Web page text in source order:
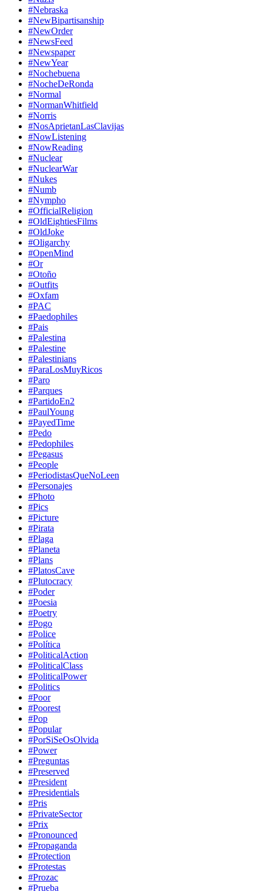
#Nebraska
#NewBipartisanship
#NewOrder
#NewsFeed
#Newspaper
#NewYear
#Nochebuena
#NocheDeRonda
#Normal
#NormanWhitfield
#Norris
#NosAprietanLasClavijas
#NowListening
#NowReading
#Nuclear
#NuclearWar
#Nukes
#Numb
#Nympho
#OfficialReligion
#OldEightiesFilms
#OldJoke
#Oligarchy
#OpenMind
#Or
#Otoño
#Outfits
#Oxfam
#PAC
#Paedophiles
#Pais
#Palestina
#Palestine
#Palestinians
#ParaLosMuyRicos
#Paro
#Parques
#PartidoEn2
#PaulYoung
#PayedTime
#Pedo
#Pedophiles
#Pegasus
#People
#PeriodistasQueNoLeen
#Personajes
#Photo
#Pics
#Picture
#Pirata
#Plaga
#Planeta
#Plans
#PlatosCave
#Plutocracy
#Poder
#Poesia
#Poetry
#Pogo
#Police
#Política
#PoliticalAction
#PoliticalClass
#PoliticalPower
#Politics
#Poor
#Poorest
#Pop
#Popular
#PorSiSeOsOlvida
#Power
#Preguntas
#Preserved
#President
#Presidentials
#Pris
#PrivateSector
#Prix
#Pronounced
#Propaganda
#Protection
#Protestas
#Prozac
#Prueba